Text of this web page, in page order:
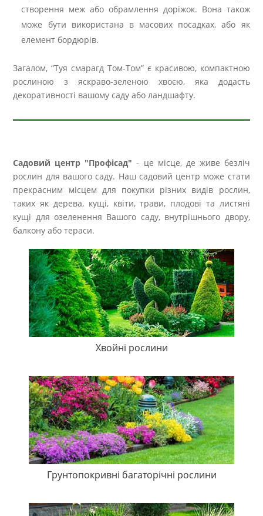
створення меж або обрамлення доріжок. Вона також
може бути використана в масових посадках, або як
елемент бордюрів.
Загалом, “Туя смарагд Том-Том” є красивою, компактною
рослиною з яскраво-зеленою хвоєю, яка додасть
декоративності вашому саду або ландшафту.
Садовий центр "Профісад" - це місце, де живе безліч
рослин для вашого саду. Наш садовий центр може стати
прекрасним місцем для покупки різних видів рослин,
таких як дерева, кущі, квіти, трави, плодові та листяні
кущі для озеленення Вашого саду, внутрішнього двору,
балкону або тераси.
Хвойні рослини
Грунтопокривні багаторічні рослини